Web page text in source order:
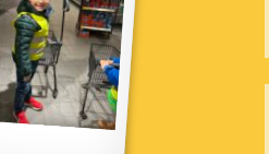
Plätzchen backen macht sooo
Spaß